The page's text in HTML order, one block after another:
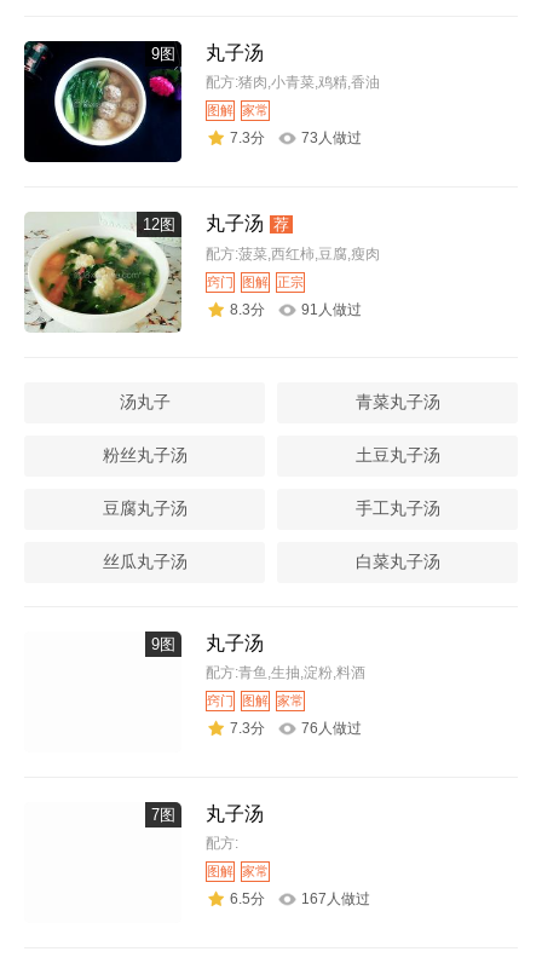
9图 丸子汤
配方:猪肉,小青菜,鸡精,香油
图解 家常
7.3分 73人做过
12图 丸子汤 荐
配方:菠菜,西红柿,豆腐,瘦肉
窍门 图解 正宗
8.3分 91人做过
汤丸子 青菜丸子汤
粉丝丸子汤 土豆丸子汤
豆腐丸子汤 手工丸子汤
丝瓜丸子汤 白菜丸子汤
9图 丸子汤
配方:青鱼,生抽,淀粉,料酒
窍门 图解 家常
7.3分 76人做过
7图 丸子汤
配方:
图解 家常
6.5分 167人做过